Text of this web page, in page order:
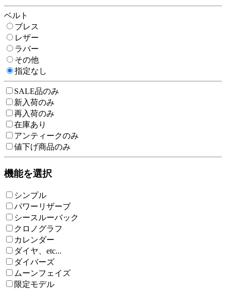
ベルト
ブレス
レザー
ラバー
その他
指定なし
SALE品のみ
新入荷のみ
再入荷のみ
在庫あり
アンティークのみ
値下げ商品のみ
機能を選択
シンプル
パワーリザーブ
シースルーバック
クロノグラフ
カレンダー
ダイヤ、etc...
ダイバーズ
ムーンフェイズ
限定モデル